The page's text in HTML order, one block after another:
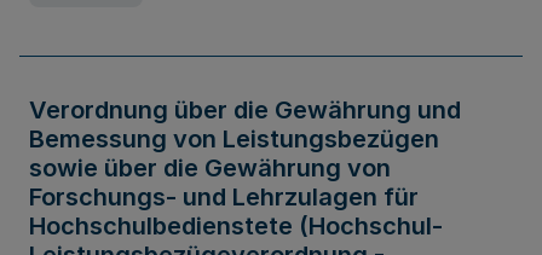
Verordnung über die Gewährung und
Bemessung von Leistungsbezügen
sowie über die Gewährung von
Forschungs- und Lehrzulagen für
Hochschulbedienstete (Hochschul-